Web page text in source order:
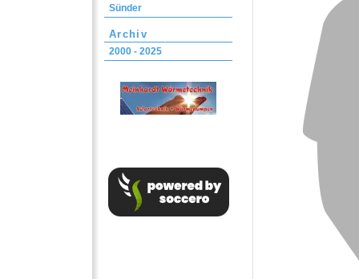
Sünder
Archiv
2000 - 2025